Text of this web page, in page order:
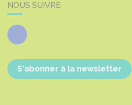
NOUS SUIVRE
Facebook
S'abonner à la newsletter